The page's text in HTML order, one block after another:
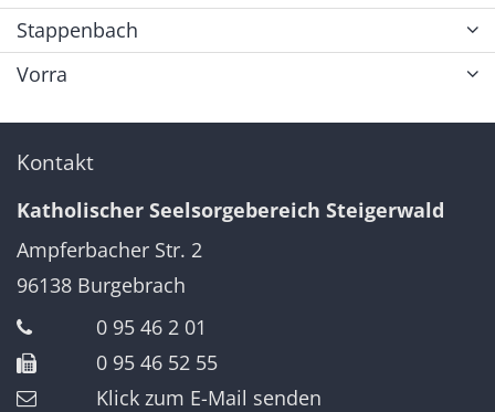
Stappenbach
Vorra
Kontakt
Katholischer Seelsorgebereich Steigerwald
Ampferbacher Str. 2
96138 Burgebrach
0 95 46 2 01
0 95 46 52 55
Klick zum E-Mail senden